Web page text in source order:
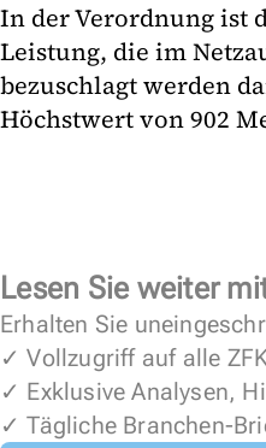
In der Verordnung ist
Leistung, die im
bezuschlagt werden
Höchstwert von 902
Lesen Sie weiter
Erhalten Sie
✓ Vollzugriff auf alle
✓ Exklusive Analysen,
✓ Tägliche Branchen-